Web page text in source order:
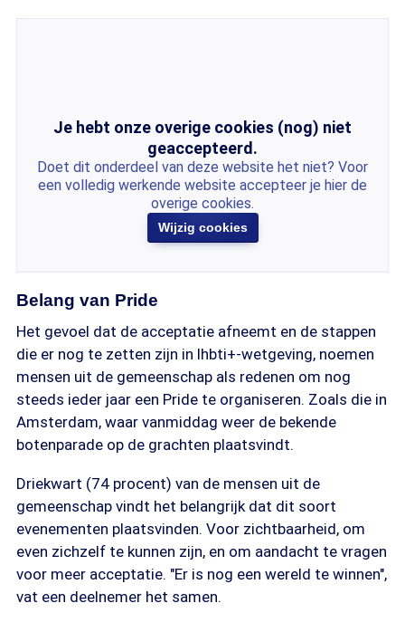
Je hebt onze overige cookies (nog) niet
geaccepteerd.
Doet dit onderdeel van deze website het niet? Voor
een volledig werkende website accepteer je hier de
overige cookies.
Wijzig cookies
Belang van Pride
Het gevoel dat de acceptatie afneemt en de stappen
die er nog te zetten zijn in lhbti+-wetgeving, noemen
mensen uit de gemeenschap als redenen om nog
steeds ieder jaar een Pride te organiseren. Zoals die in
Amsterdam, waar vanmiddag weer de bekende
botenparade op de grachten plaatsvindt.
Driekwart (74 procent) van de mensen uit de
gemeenschap vindt het belangrijk dat dit soort
evenementen plaatsvinden. Voor zichtbaarheid, om
even zichzelf te kunnen zijn, en om aandacht te vragen
voor meer acceptatie. "Er is nog een wereld te winnen",
vat een deelnemer het samen.